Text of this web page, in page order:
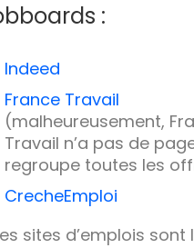
:
Indeed
France Travail
(malheureusement,
Travail n’a pas de
regroupe toutes les
CrecheEmploi
sites d’emplois sont